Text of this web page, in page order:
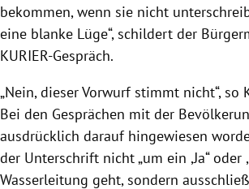
bekommen, wenn sie nicht
eine blanke Lüge“, schildert der
KURIER-Gespräch.
„Nein, dieser Vorwurf stimmt nicht“, so
Bei den Gesprächen mit der
ausdrücklich darauf hingewiesen
der Unterschrift nicht „um ein ,Ja“ oder
Wasserleitung geht, sondern